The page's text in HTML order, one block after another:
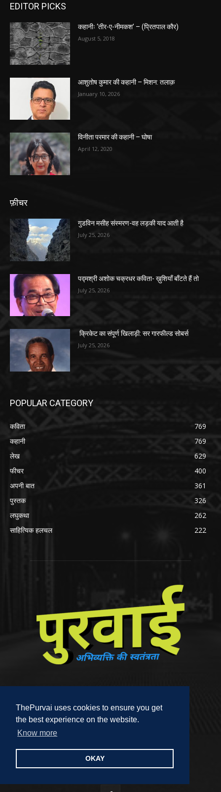
ThePurvai uses cookies to ensure you get
the best experience on the website.
Know more
OKAY
EDITOR PICKS
कहानीः ‘तीर-ए-नीमकश’ – (प्रितपाल कौर)
August 5, 2018
आशुतोष कुमार की कहानी – मिशन: तलाक़
January 10, 2026
विनीता परमार की कहानी – घोषा
April 12, 2020
फ़ीचर
गुडविन मसीह संस्मरण-वह लड़की याद आती है
July 25, 2026
पद्मश्री अशोक चक्रधर कविता- ख़ुशियाँ बाँटते हैं तो
July 25, 2026
क्रिकेट का संपूर्ण खिलाड़ी: सर गारफील्ड सोबर्स
July 25, 2026
POPULAR CATEGORY
कविता
769
कहानी
769
लेख
629
फीचर
400
अपनी बात
361
पुस्तक
326
लघुकथा
262
साहित्यिक हलचल
222
Contact us:editor@thepurvai.com